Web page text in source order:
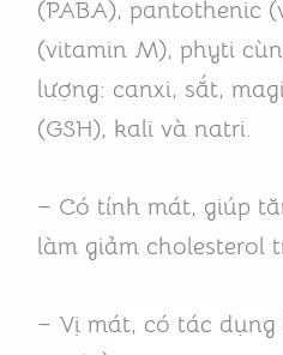
(PABA), pantothenic
(vitamin M), phyti
lượng: canxi, sắt,
(GSH), kali và natri.
– Có tính mát, giúp
làm giảm cholesterol
– Vị mát, có tác